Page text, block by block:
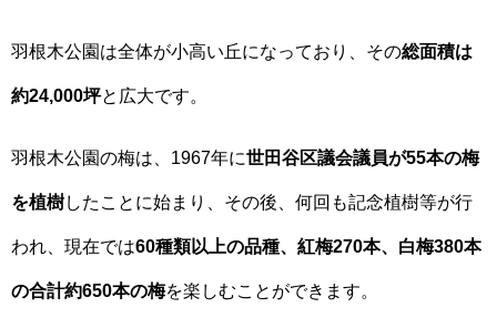
羽根木公園は全体が小高い丘になっており、その総面積は
約24,000坪と広大です。
羽根木公園の梅は、1967年に世田谷区議会議員が55本の梅
を植樹したことに始まり、その後、何回も記念植樹等が行
われ、現在では60種類以上の品種、紅梅270本、白梅380本
の合計約650本の梅を楽しむことができます。